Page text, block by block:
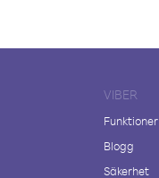
VIBER
Funktioner
Blogg
Säkerhet